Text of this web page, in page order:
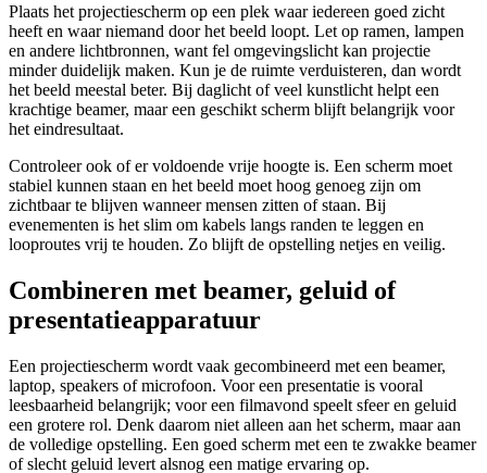
Plaats het projectiescherm op een plek waar iedereen goed zicht
heeft en waar niemand door het beeld loopt. Let op ramen, lampen
en andere lichtbronnen, want fel omgevingslicht kan projectie
minder duidelijk maken. Kun je de ruimte verduisteren, dan wordt
het beeld meestal beter. Bij daglicht of veel kunstlicht helpt een
krachtige beamer, maar een geschikt scherm blijft belangrijk voor
het eindresultaat.
Controleer ook of er voldoende vrije hoogte is. Een scherm moet
stabiel kunnen staan en het beeld moet hoog genoeg zijn om
zichtbaar te blijven wanneer mensen zitten of staan. Bij
evenementen is het slim om kabels langs randen te leggen en
looproutes vrij te houden. Zo blijft de opstelling netjes en veilig.
Combineren met beamer, geluid of
presentatieapparatuur
Een projectiescherm wordt vaak gecombineerd met een beamer,
laptop, speakers of microfoon. Voor een presentatie is vooral
leesbaarheid belangrijk; voor een filmavond speelt sfeer en geluid
een grotere rol. Denk daarom niet alleen aan het scherm, maar aan
de volledige opstelling. Een goed scherm met een te zwakke beamer
of slecht geluid levert alsnog een matige ervaring op.